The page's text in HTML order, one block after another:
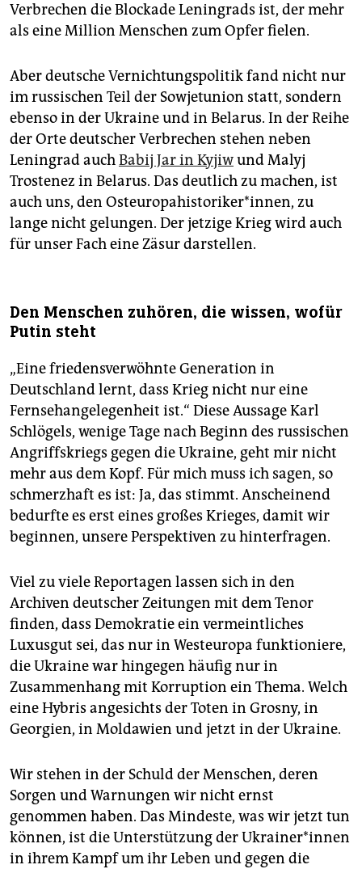
Verbrechen die Blockade Leningrads ist, der mehr
als eine Million Menschen zum Opfer fielen.
Aber deutsche Vernichtungspolitik fand nicht nur
im russischen Teil der Sowjetunion statt, sondern
ebenso in der Ukraine und in Belarus. In der Reihe
der Orte deutscher Verbrechen stehen neben
Leningrad auchBabij Jar in Kyjiwund Malyj
Trostenez in Belarus. Das deutlich zu machen, ist
auch uns, den Osteuropahistoriker*innen, zu
lange nicht gelungen. Der jetzige Krieg wird auch
für unser Fach eine Zäsur darstellen.
Den Menschen zuhören, die wissen, wofür
Putin steht
„Eine friedensverwöhnte Generation in
Deutschland lernt, dass Krieg nicht nur eine
Fernsehangelegenheit ist.“ Diese Aussage Karl
Schlögels, wenige Tage nach Beginn des russischen
Angriffskriegs gegen die Ukraine, geht mir nicht
mehr aus dem Kopf. Für mich muss ich sagen, so
schmerzhaft es ist: Ja, das stimmt. Anscheinend
bedurfte es erst eines großes Krieges, damit wir
beginnen, unsere Perspektiven zu hinterfragen.
Viel zu viele Reportagen lassen sich in den
Archiven deutscher Zeitungen mit dem Tenor
finden, dass Demokratie ein vermeintliches
Luxusgut sei, das nur in Westeuropa funktioniere,
die Ukraine war hingegen häufig nur in
Zusammenhang mit Korruption ein Thema. Welch
eine Hybris angesichts der Toten in Grosny, in
Georgien, in Moldawien und jetzt in der Ukraine.
Wir stehen in der Schuld der Menschen, deren
Sorgen und Warnungen wir nicht ernst
genommen haben. Das Mindeste, was wir jetzt tun
können, ist die Unterstützung der Ukrai­ne­r*in­nen
in ihrem Kampf um ihr Leben und gegen die